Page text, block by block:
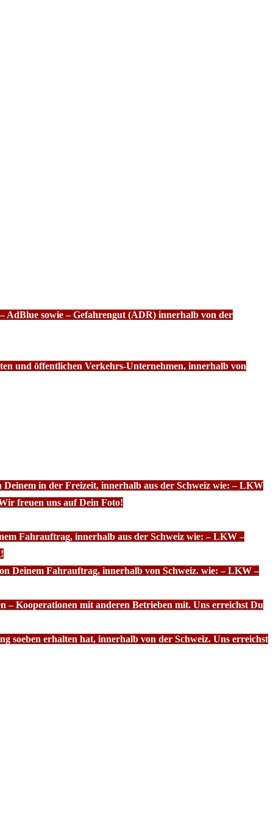
AdBlue sowie – Gefahrengut (ADR) innerhalb von der
und öffentlichen Verkehrs-Unternehmen, innerhalb von
in der Freizeit, innerhalb aus der Schweiz wie: – LKW
freuen uns auf Dein Foto!
Fahrauftrag, innerhalb aus der Schweiz wie: – LKW –
Deinem Fahrauftrag, innerhalb von Schweiz. wie: – LKW –
– Kooperationen mit anderen Betrieben mit. Uns erreichst Du
soeben erhalten hat, innerhalb von der Schweiz. Uns erreichst